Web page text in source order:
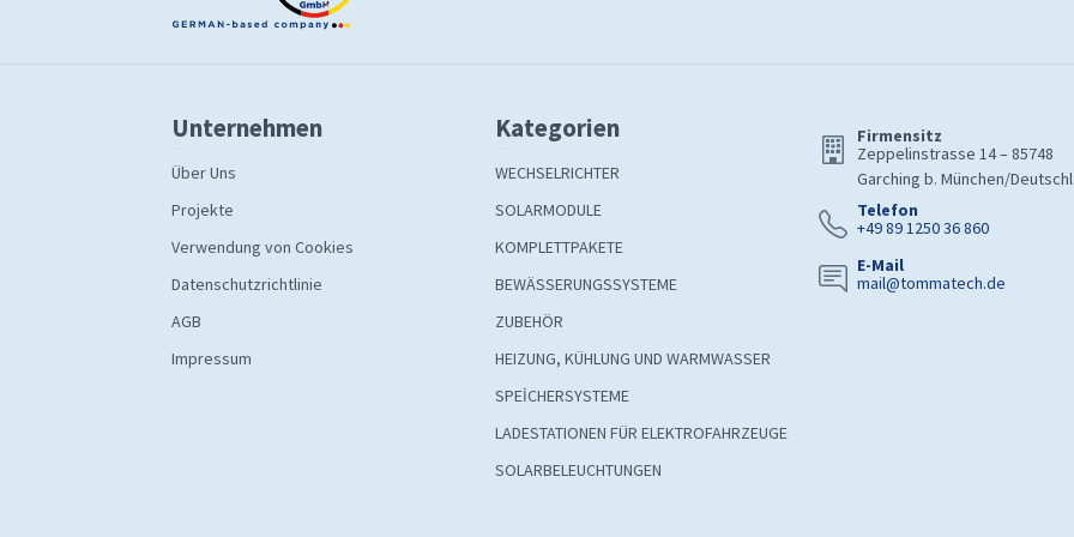
Unternehmen
Über Uns
Projekte
Verwendung von Cookies
Datenschutzrichtlinie
AGB
Impressum
Kategorien
WECHSELRICHTER
SOLARMODULE
KOMPLETTPAKETE
BEWÄSSERUNGSSYSTEME
ZUBEHÖR
HEIZUNG, KÜHLUNG UND WARMWASSER
SPEİCHERSYSTEME
LADESTATIONEN FÜR ELEKTROFAHRZEUGE
SOLARBELEUCHTUNGEN
Firmensitz
Zeppelinstrasse 14 – 85748
Garching b. München/
Telefon
+49 89 1250 36 860
E-Mail
mail@tommatech.de